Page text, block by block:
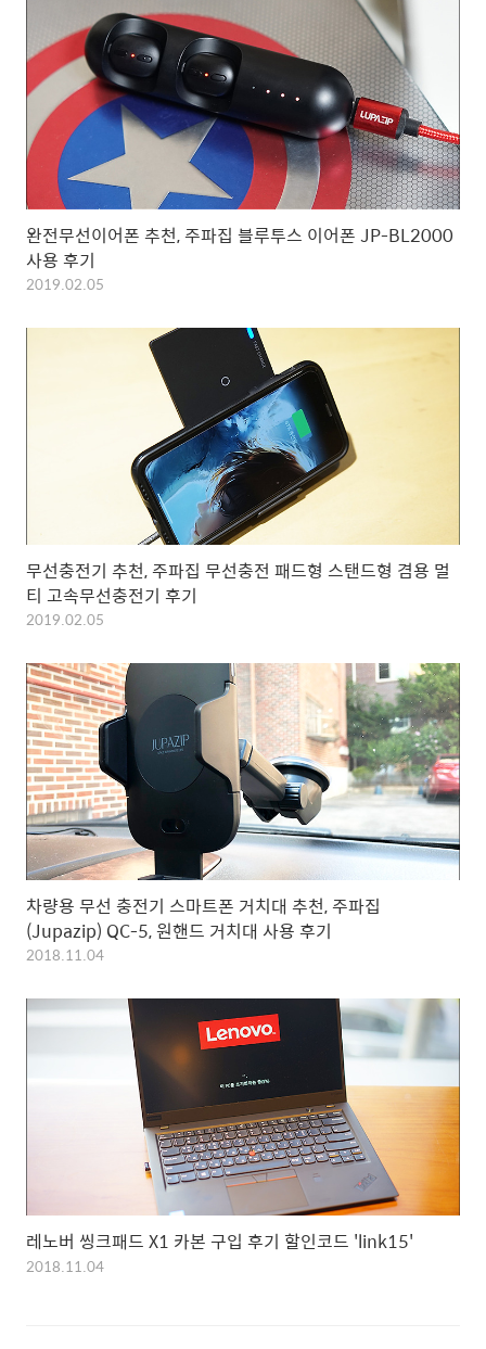
완전무선이어폰 추천, 주파집 블루투스 이어폰 JP-BL2000
사용 후기
2019.02.05
무선충전기 추천, 주파집 무선충전 패드형 스탠드형 겸용 멀
티 고속무선충전기 후기
2019.02.05
차량용 무선 충전기 스마트폰 거치대 추천, 주파집
(Jupazip) QC-5, 원핸드 거치대 사용 후기
2018.11.04
레노버 씽크패드 X1 카본 구입 후기 할인코드 'link15'
2018.11.04